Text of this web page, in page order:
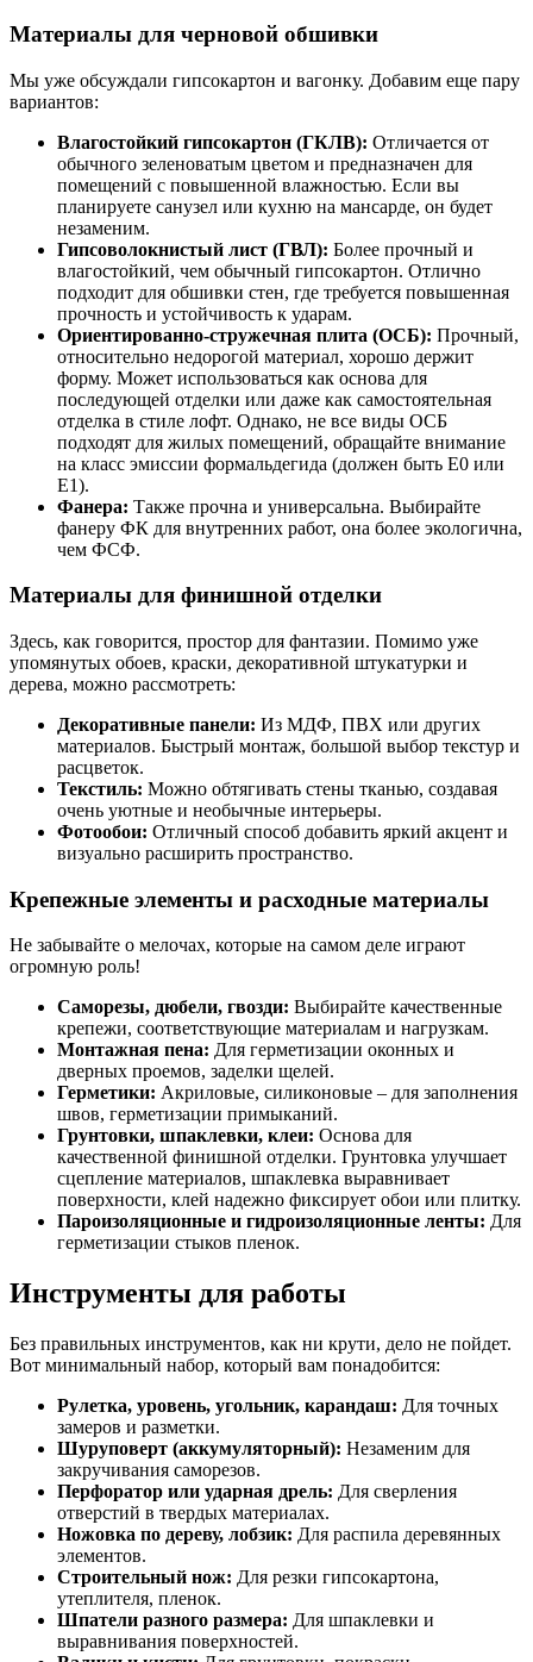
Материалы для черновой обшивки
Мы уже обсуждали гипсокартон и вагонку. Добавим еще пару
вариантов:
Влагостойкий гипсокартон (ГКЛВ): Отличается от
обычного зеленоватым цветом и предназначен для
помещений с повышенной влажностью. Если вы
планируете санузел или кухню на мансарде, он будет
незаменим.
Гипсоволокнистый лист (ГВЛ): Более прочный и
влагостойкий, чем обычный гипсокартон. Отлично
подходит для обшивки стен, где требуется повышенная
прочность и устойчивость к ударам.
Ориентированно-стружечная плита (ОСБ): Прочный,
относительно недорогой материал, хорошо держит
форму. Может использоваться как основа для
последующей отделки или даже как самостоятельная
отделка в стиле лофт. Однако, не все виды ОСБ
подходят для жилых помещений, обращайте внимание
на класс эмиссии формальдегида (должен быть Е0 или
Е1).
Фанера: Также прочна и универсальна. Выбирайте
фанеру ФК для внутренних работ, она более экологична,
чем ФСФ.
Материалы для финишной отделки
Здесь, как говорится, простор для фантазии. Помимо уже
упомянутых обоев, краски, декоративной штукатурки и
дерева, можно рассмотреть:
Декоративные панели: Из МДФ, ПВХ или других
материалов. Быстрый монтаж, большой выбор текстур и
расцветок.
Текстиль: Можно обтягивать стены тканью, создавая
очень уютные и необычные интерьеры.
Фотообои: Отличный способ добавить яркий акцент и
визуально расширить пространство.
Крепежные элементы и расходные материалы
Не забывайте о мелочах, которые на самом деле играют
огромную роль!
Саморезы, дюбели, гвозди: Выбирайте качественные
крепежи, соответствующие материалам и нагрузкам.
Монтажная пена: Для герметизации оконных и
дверных проемов, заделки щелей.
Герметики: Акриловые, силиконовые – для заполнения
швов, герметизации примыканий.
Грунтовки, шпаклевки, клеи: Основа для
качественной финишной отделки. Грунтовка улучшает
сцепление материалов, шпаклевка выравнивает
поверхности, клей надежно фиксирует обои или плитку.
Пароизоляционные и гидроизоляционные ленты: Для
герметизации стыков пленок.
Инструменты для работы
Без правильных инструментов, как ни крути, дело не пойдет.
Вот минимальный набор, который вам понадобится:
Рулетка, уровень, угольник, карандаш: Для точных
замеров и разметки.
Шуруповерт (аккумуляторный): Незаменим для
закручивания саморезов.
Перфоратор или ударная дрель: Для сверления
отверстий в твердых материалах.
Ножовка по дереву, лобзик: Для распила деревянных
элементов.
Строительный нож: Для резки гипсокартона,
утеплителя, пленок.
Шпатели разного размера: Для шпаклевки и
выравнивания поверхностей.